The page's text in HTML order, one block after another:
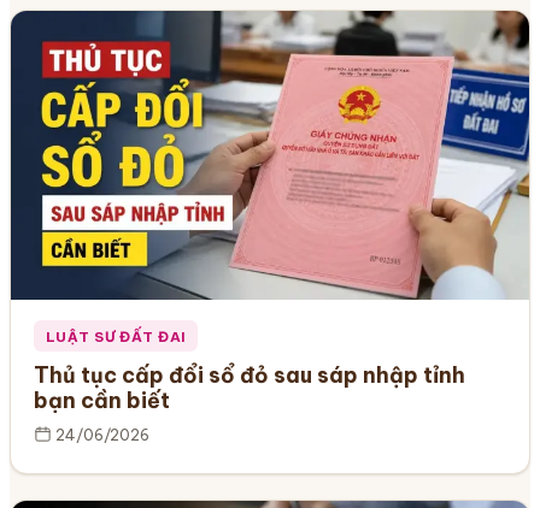
LUẬT SƯ ĐẤT ĐAI
Thủ tục cấp đổi sổ đỏ sau sáp nhập tỉnh
bạn cần biết
24/06/2026